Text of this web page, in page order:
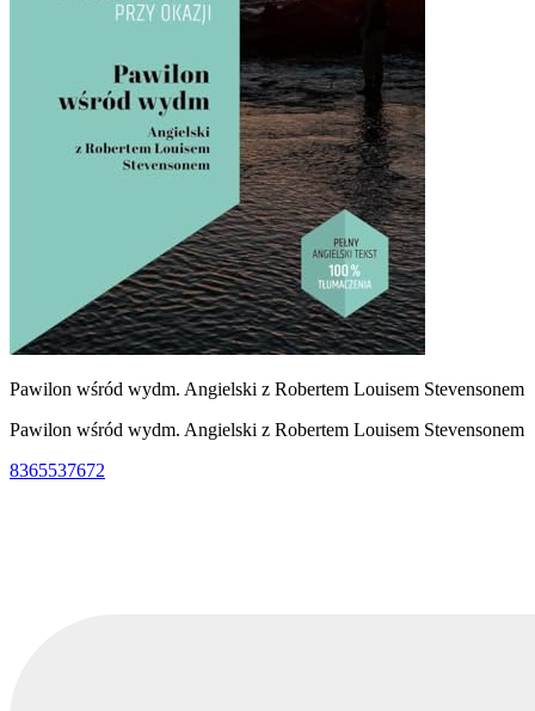
Pawilon wśród wydm. Angielski z Robertem Louisem Stevensonem
Pawilon wśród wydm. Angielski z Robertem Louisem Stevensonem
8365537672